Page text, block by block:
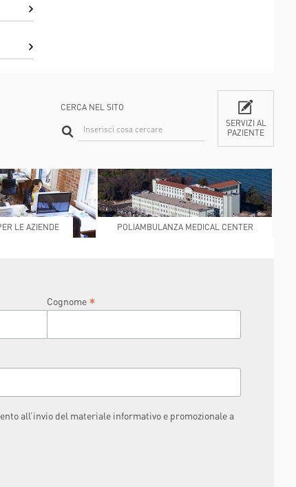
SERVIZI AL
PAZIENTE
CONTATTI
CERCA NEL SITO
LE AZIENDE
POLIAMBULANZA MEDICAL CENTER
Cognome *
all’invio del materiale informativo e promozionale a